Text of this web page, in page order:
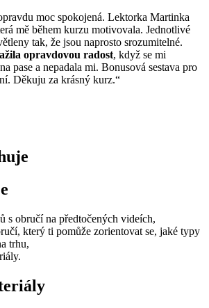
moc spokojená. Lektorka Martinka
mě během kurzu motivovala. Jednotlivé
tak, že jsou naprosto srozumitelné.
opravdovou radost, když se mi
pase a nepadala mi. Bonusová sestava pro
Děkuju za krásný kurz.“
s obručí na předtočených videích,
který ti pomůže zorientovat se, jaké typy
trhu,